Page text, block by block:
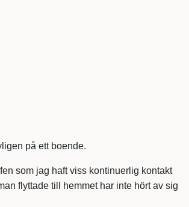
på ett boende.
som jag haft viss kontinuerlig kontakt
flyttade till hemmet har inte hört av sig